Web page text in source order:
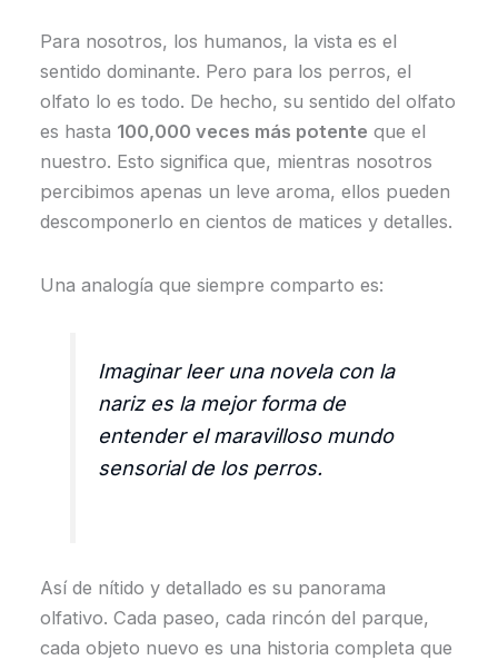
Para nosotros, los humanos, la vista es el
sentido dominante. Pero para los perros, el
olfato lo es todo. De hecho, su sentido del olfato
es hasta 100,000 veces más potente que el
nuestro. Esto significa que, mientras nosotros
percibimos apenas un leve aroma, ellos pueden
descomponerlo en cientos de matices y detalles.
Una analogía que siempre comparto es:
Imaginar leer una novela con la
nariz es la mejor forma de
entender el maravilloso mundo
sensorial de los perros.
Así de nítido y detallado es su panorama
olfativo. Cada paseo, cada rincón del parque,
cada objeto nuevo es una historia completa que